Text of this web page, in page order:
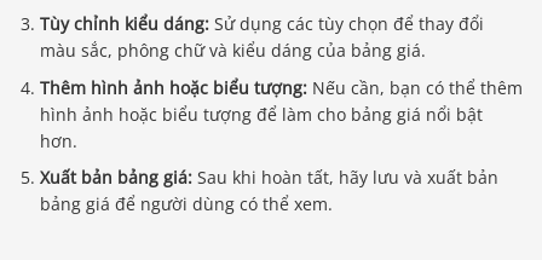
Tùy chỉnh kiểu dáng: Sử dụng các tùy chọn để thay đổi
màu sắc, phông chữ và kiểu dáng của bảng giá.
Thêm hình ảnh hoặc biểu tượng: Nếu cần, bạn có thể thêm
hình ảnh hoặc biểu tượng để làm cho bảng giá nổi bật
hơn.
Xuất bản bảng giá: Sau khi hoàn tất, hãy lưu và xuất bản
bảng giá để người dùng có thể xem.